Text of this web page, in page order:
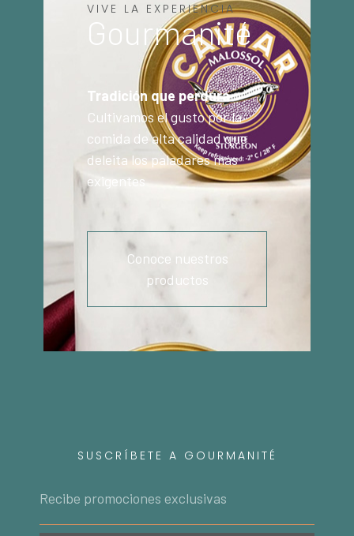
VIVE LA EXPERIENCIA
Gourmanité
Tradición que perdura
Cultivamos el gusto por la
comida de alta calidad que
deleita los paladares más
exigentes
Conoce nuestros
productos
SUSCRÍBETE A GOURMANITÉ